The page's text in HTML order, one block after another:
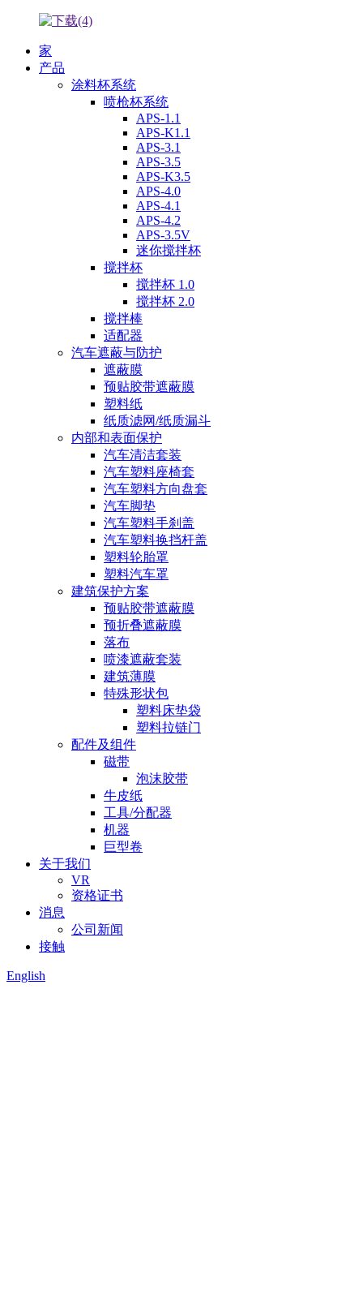
家
产品
涂料杯系统
喷枪杯系统
APS-1.1
APS-K1.1
APS-3.1
APS-3.5
APS-K3.5
APS-4.0
APS-4.1
APS-4.2
APS-3.5V
迷你搅拌杯
搅拌杯
搅拌杯 1.0
搅拌杯 2.0
搅拌棒
适配器
汽车遮蔽与防护
遮蔽膜
预贴胶带遮蔽膜
塑料纸
纸质滤网/纸质漏斗
内部和表面保护
汽车清洁套装
汽车塑料座椅套
汽车塑料方向盘套
汽车脚垫
汽车塑料手刹盖
汽车塑料换挡杆盖
塑料轮胎罩
塑料汽车罩
建筑保护方案
预贴胶带遮蔽膜
预折叠遮蔽膜
落布
喷漆遮蔽套装
建筑薄膜
特殊形状包
塑料床垫袋
塑料拉链门
配件及组件
磁带
泡沫胶带
牛皮纸
工具/分配器
机器
巨型卷
关于我们
VR
资格证书
消息
公司新闻
接触
English